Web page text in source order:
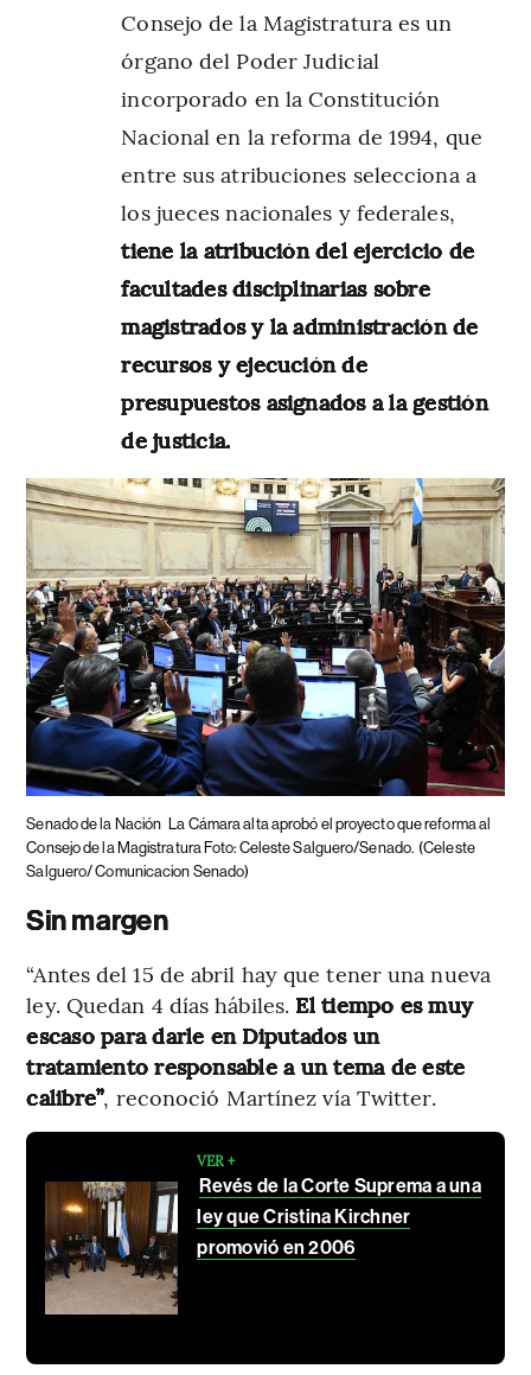
Consejo de la Magistratura es un
órgano del Poder Judicial
incorporado en la Constitución
Nacional en la reforma de 1994, que
entre sus atribuciones selecciona a
los jueces nacionales y federales,
tiene la atribución del ejercicio de
facultades disciplinarias sobre
magistrados y la administración de
recursos y ejecución de
presupuestos asignados a la gestión
de justicia.
Senado de la Nación La Cámara alta aprobó el proyecto que reforma al
Consejo de la Magistratura Foto: Celeste Salguero/Senado. (Celeste
Salguero/ Comunicacion Senado)
Sin margen
“Antes del 15 de abril hay que tener una nueva
ley. Quedan 4 días hábiles. El tiempo es muy
escaso para darle en Diputados un
tratamiento responsable a un tema de este
calibre”, reconoció Martínez vía Twitter.
VER +
Revés de la Corte Suprema a una
ley que Cristina Kirchner
promovió en 2006